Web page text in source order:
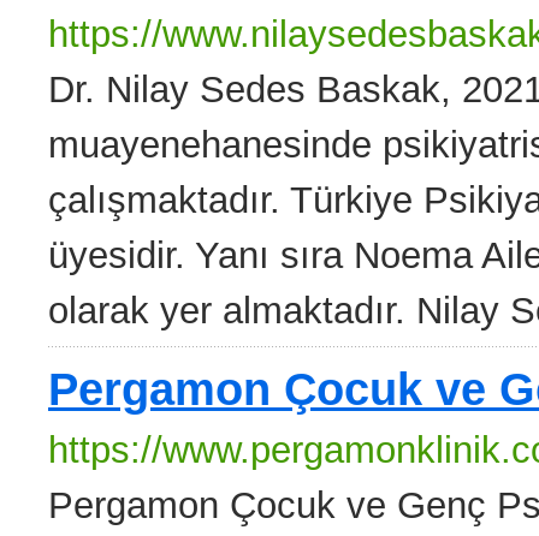
https://
Dr. Nilay Sedes Baskak,
muayenehanesinde
çalışmaktadır. Türkiye
üyesidir. Yanı sıra Noema
olarak yer almaktadır. Nilay
Pergamon Çocuk ve
https://
Pergamon Çocuk ve Genç